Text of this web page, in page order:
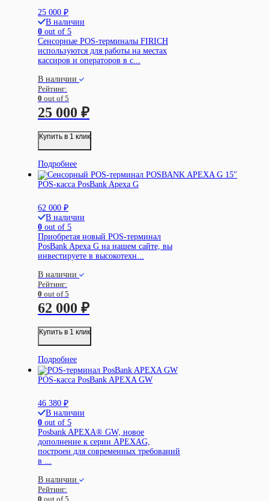
25 000 ₽
В наличии
0 out of 5
Сенсорные POS-терминалы FIRICH
используются для работы на местах
кассиров и операторов в с...
В наличии
Рейтинг:
0 out of 5
25 000 ₽
Купить в 1 клик
Подробнее
POS-касса PosBank Apexa G
62 000 ₽
В наличии
0 out of 5
Приобретая новый POS-терминал
PosBank Apexa G на нашем сайте, вы
инвестируете в высокотехн...
В наличии
Рейтинг:
0 out of 5
62 000 ₽
Купить в 1 клик
Подробнее
POS-касса PosBank APEXA GW
46 380 ₽
В наличии
0 out of 5
Posbank APEXA® GW, новое
дополнение к серии APEXAG,
построен для современных требований
в ...
В наличии
Рейтинг:
0 out of 5